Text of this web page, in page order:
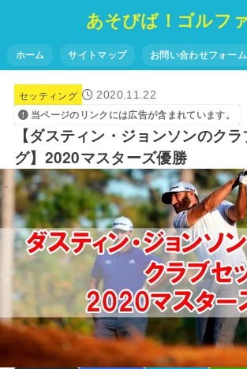
あそびば！ゴルフ
ホーム サイトマップ お問い合わせフォーム
セッティング 2020.11.22
当ページのリンクには広告が含まれています。
【ダスティン・ジョンソンのク
グ】2020マスターズ優勝